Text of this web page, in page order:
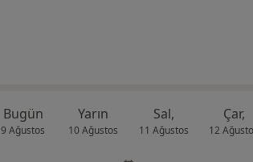
Bugün
9 Ağustos
Yarın
10 Ağustos
Sal,
11 Ağustos
Çar,
12